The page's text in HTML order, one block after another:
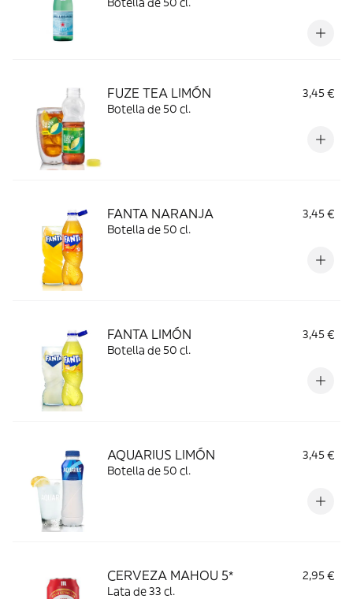
FUZE TEA LIMÓN
3,45 €
Botella de 50 cl.
FANTA NARANJA
3,45 €
Botella de 50 cl.
FANTA LIMÓN
3,45 €
Botella de 50 cl.
AQUARIUS LIMÓN
3,45 €
Botella de 50 cl.
CERVEZA MAHOU 5*
2,95 €
Lata de 33 cl.